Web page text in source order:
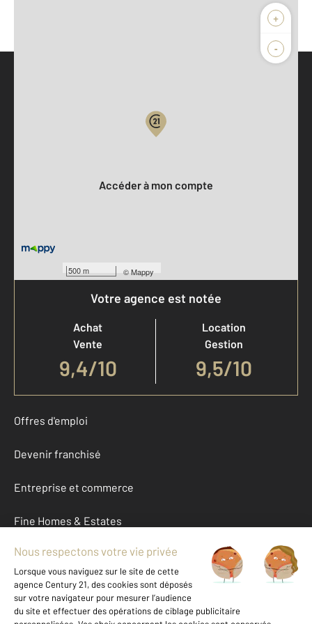
+
-
500 m ©Mappy
Accéder à mon compte
Votre agence est notée
Achat
Vente
9,4/10
Location
Gestion
9,5/10
Offres d'emploi
Devenir franchisé
Entreprise et commerce
Fine Homes & Estates
À propos
International
Nous contacter